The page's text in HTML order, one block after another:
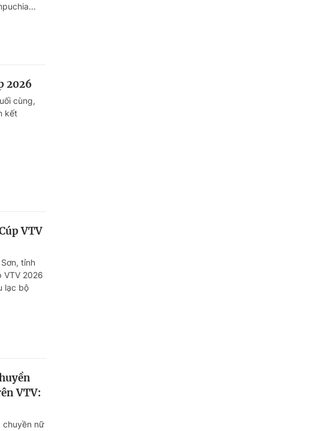
2026
cùng,
kết
VTV
tỉnh
VTV 2026
lạc bộ
VTV:
chuyền nữ